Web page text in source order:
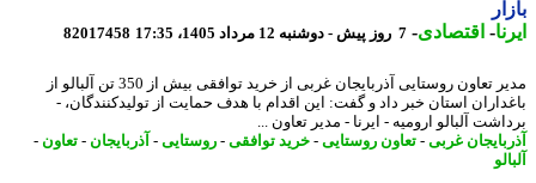
-اقتصادی-7 روز پیش - دوشنبه 12 مرداد 1405، 17:35 82017458
مدیر تعاون روستایی آذربایجان غربی از خرید توافقی بیش از 350 تن آلبالو از
استان خبر داد و گفت: این اقدام با هدف حمایت از تولیدکنندگان، -
آلبالو ارومیه - ایرنا - مدیر تعاون ...
غربی- تعاون روستایی-خرید توافقی -روستایی-آذربایجان-تعاون-